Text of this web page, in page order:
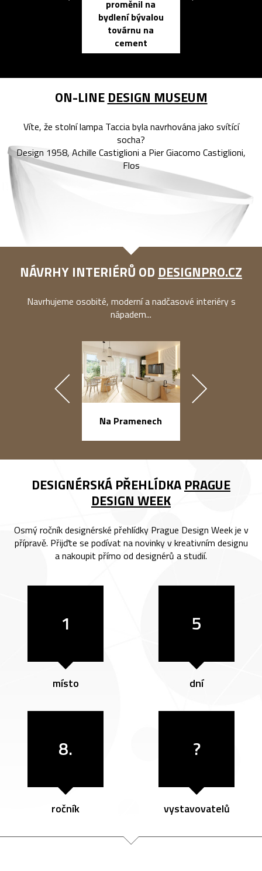
proměnil na
bydlení bývalou
továrnu na
cement
ON-LINE DESIGN MUSEUM
Víte, že stolní lampa Taccia byla navrhována jako svítící
socha?
Design 1958, Achille Castiglioni a Pier Giacomo Castiglioni,
Flos
NÁVRHY INTERIÉRŮ OD DESIGNPRO.CZ
Navrhujeme osobité, moderní a nadčasové interiéry s
nápadem...
Na Pramenech
DESIGNÉRSKÁ PŘEHLÍDKA PRAGUE
DESIGN WEEK
Osmý ročník designérské přehlídky Prague Design Week je v
přípravě. Přijďte se podívat na novinky v kreativním designu
a nakoupit přímo od designérů a studií.
1
místo
5
dní
8.
ročník
?
vystavovatelů